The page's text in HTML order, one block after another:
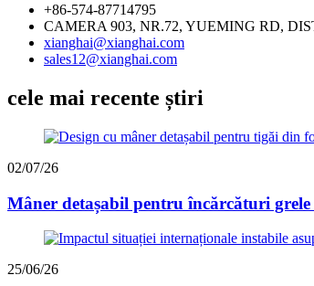
+86-574-87714795
CAMERA 903, NR.72, YUEMING RD,
xianghai@xianghai.com
sales12@xianghai.com
cele mai recente știri
02/07/26
Mâner detașabil pentru încărcături grele
25/06/26